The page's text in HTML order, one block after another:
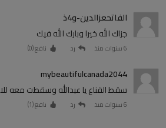
الفاتحعزالدين-و4ذ
جزاك الله خيرا وبارك الله فيك
6 سنوات منذ رد نافع (0
)
mybeautifulcanada2044
سقط القناع يا عبدالله وسقطت معه
6 سنوات منذ رد نافع (1
)